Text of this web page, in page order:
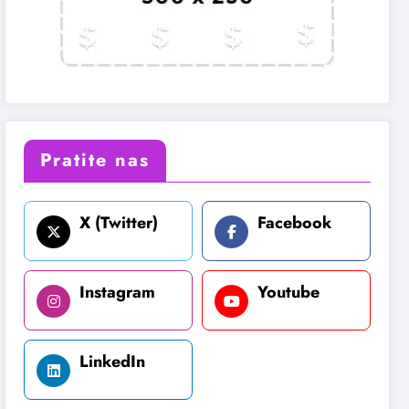
Pratite nas
X (Twitter) Facebook
Instagram Youtube
LinkedIn